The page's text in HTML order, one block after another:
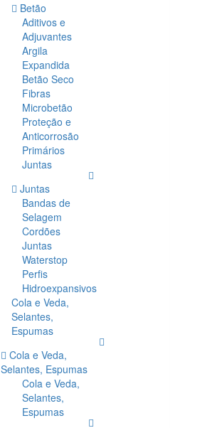
Betão
Aditivos e
Adjuvantes
Argila
Expandida
Betão Seco
Fibras
Microbetão
Proteção e
Anticorrosão
Primários
Juntas
Juntas
Bandas de
Selagem
Cordões
Juntas
Waterstop
Perfis
Hidroexpansivos
Cola e Veda,
Selantes,
Espumas
Cola e Veda,
Selantes, Espumas
Cola e Veda,
Selantes,
Espumas